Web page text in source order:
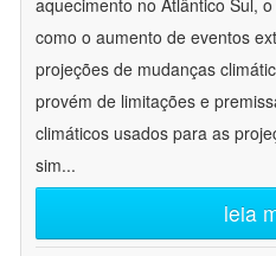
aquecimento no Atlântico Sul,
como o aumento de eventos
projeções de mudanças
provém de limitações e
climáticos usados para as
sim...
leia